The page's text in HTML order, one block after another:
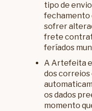
tipo de
fechamento
sofrer
frete
feríados
A Artefeita
dos
os dados
momento